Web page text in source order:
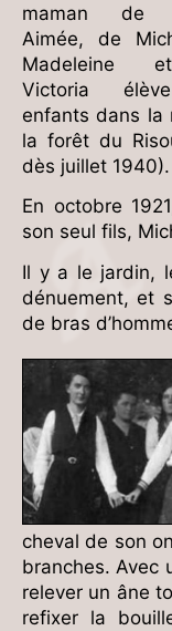
maman de
Aimée, de
Madeleine
Victoria
enfants dans la
la forêt du
dès juillet 1940).
En octobre
son seul fils,
Il y a le jardin,
dénuement, et
de bras
cheval de son
branches. Avec
relever un âne
refixer la